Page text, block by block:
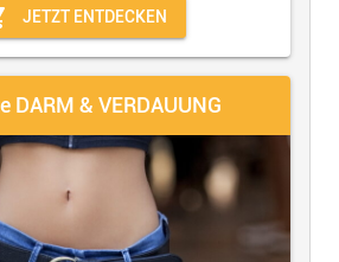
JETZT ENTDECKEN
DARM & VERDAUUNG